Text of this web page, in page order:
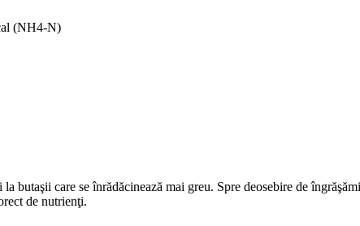
(NH4-N)
butaşii care se înrădăcinează mai greu. Spre deosebire de
de nutrienţi.